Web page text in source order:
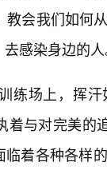
会我们如何
感染身边的人
练场上，挥
与对完美的
着各种各样